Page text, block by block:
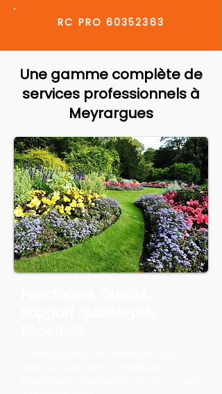
RC PRO 60352363
Une gamme complète de
services professionnels à
Meyrargues